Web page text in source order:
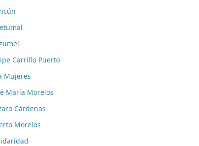
Carrillo Puerto
Mujeres
María Morelos
Cárdenas
Morelos